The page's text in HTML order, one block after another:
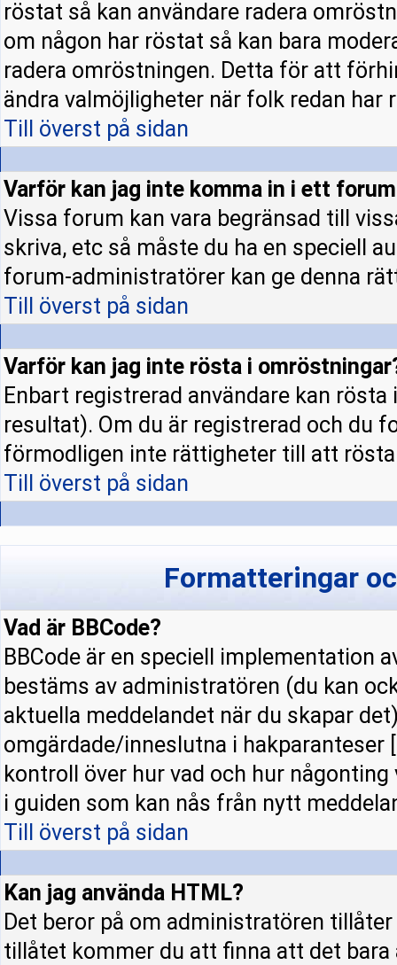
röstat så kan användare radera
om någon har röstat så kan bara
radera omröstningen. Detta för att
ändra valmöjligheter när folk redan har
Till överst på sidan
Varför kan jag inte komma in i ett
Vissa forum kan vara begränsad till
skriva, etc så måste du ha en speciell
forum-administratörer kan ge denna
Till överst på sidan
Varför kan jag inte rösta i
Enbart registrerad användare kan
resultat). Om du är registrerad och du
förmodligen inte rättigheter till att
Till överst på sidan
Formatteringar
Vad är BBCode?
BBCode är en speciell implementation
bestäms av administratören (du kan
aktuella meddelandet när du skapar
omgärdade/inneslutna i hakparanteser
kontroll över hur vad och hur
i guiden som kan nås från nytt
Till överst på sidan
Kan jag använda HTML?
Det beror på om administratören
tillåtet kommer du att finna att det